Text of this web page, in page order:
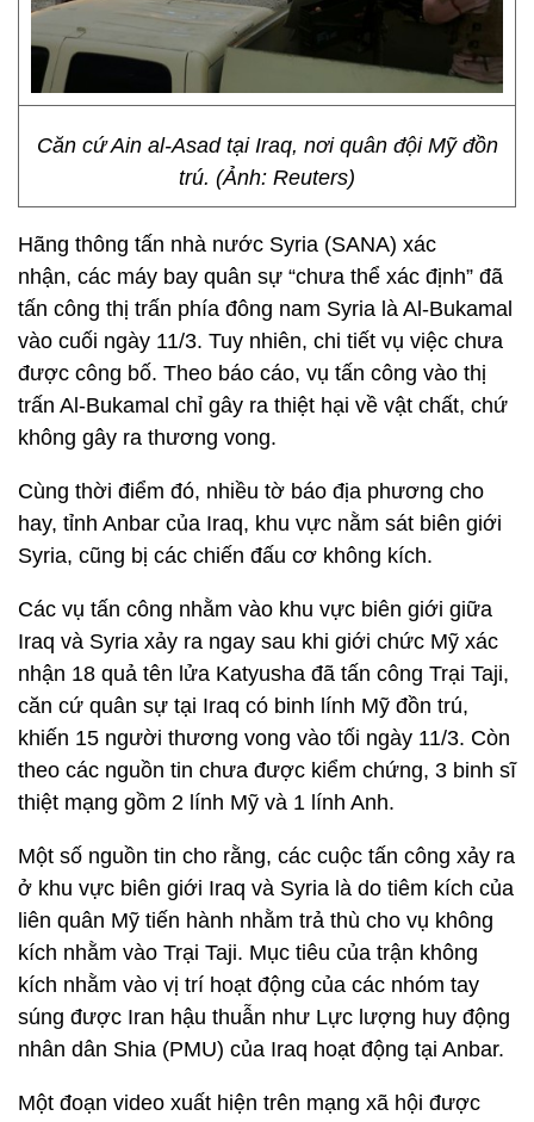
Căn cứ Ain al-Asad tại Iraq, nơi quân đội Mỹ đồn
trú. (Ảnh: Reuters)
Hãng thông tấn nhà nước Syria (SANA) xác
nhận, các máy bay quân sự “chưa thể xác định” đã
tấn công thị trấn phía đông nam Syria là Al-Bukamal
vào cuối ngày 11/3. Tuy nhiên, chi tiết vụ việc chưa
được công bố. Theo báo cáo, vụ tấn công vào thị
trấn Al-Bukamal chỉ gây ra thiệt hại về vật chất, chứ
không gây ra thương vong.
Cùng thời điểm đó, nhiều tờ báo địa phương cho
hay, tỉnh Anbar của Iraq, khu vực nằm sát biên giới
Syria, cũng bị các chiến đấu cơ không kích.
Các vụ tấn công nhằm vào khu vực biên giới giữa
Iraq và Syria xảy ra ngay sau khi giới chức Mỹ xác
nhận 18 quả tên lửa Katyusha đã tấn công Trại Taji,
căn cứ quân sự tại Iraq có binh lính Mỹ đồn trú,
khiến 15 người thương vong vào tối ngày 11/3. Còn
theo các nguồn tin chưa được kiểm chứng, 3 binh sĩ
thiệt mạng gồm 2 lính Mỹ và 1 lính Anh.
Một số nguồn tin cho rằng, các cuộc tấn công xảy ra
ở khu vực biên giới Iraq và Syria là do tiêm kích của
liên quân Mỹ tiến hành nhằm trả thù cho vụ không
kích nhằm vào Trại Taji. Mục tiêu của trận không
kích nhằm vào vị trí hoạt động của các nhóm tay
súng được Iran hậu thuẫn như Lực lượng huy động
nhân dân Shia (PMU) của Iraq hoạt động tại Anbar.
Một đoạn video xuất hiện trên mạng xã hội được